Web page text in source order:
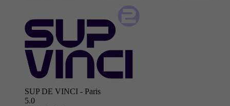
SUP DE VINCI - Paris
5.0